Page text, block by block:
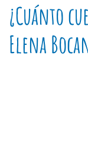
¿Cuánto
Elena